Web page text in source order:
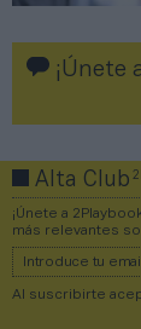
¡Únete
Alta Club
¡Únete a
más relevantes
Al suscribirte